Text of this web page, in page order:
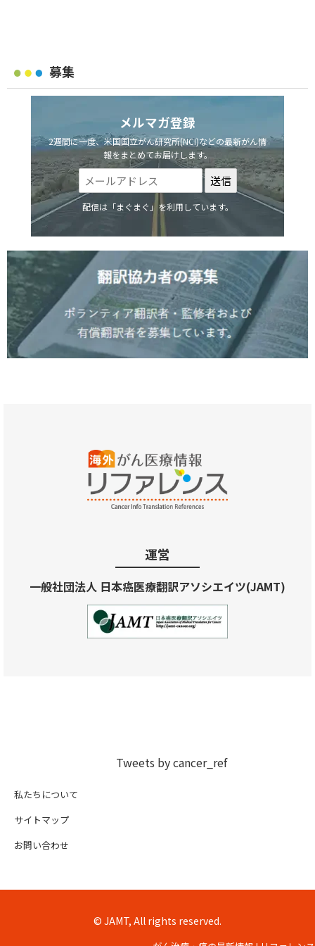
募集
メルマガ登録
2週間に一度、米国国立がん研究所(NCI)などの最新がん情
報をまとめてお届けします。
配信は「まぐまぐ」を利用しています。
運営
一般社団法人 日本癌医療翻訳アソシエイツ(JAMT)
Tweets by cancer_ref
私たちについて
サイトマップ
お問い合わせ
© JAMT, All rights reserved.